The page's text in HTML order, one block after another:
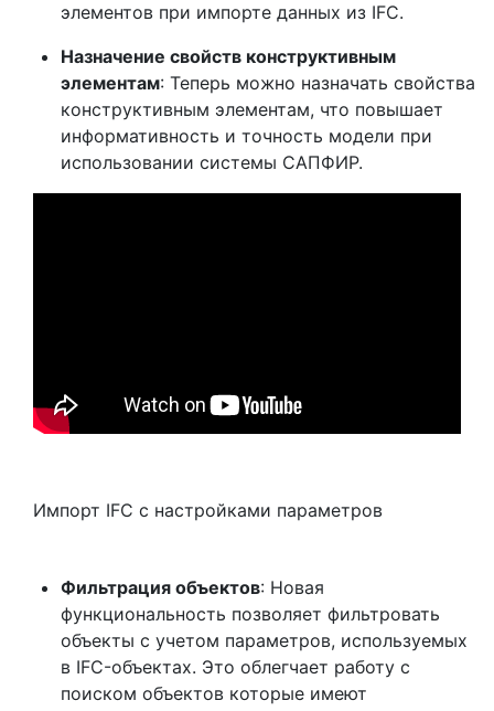
элементов при импорте данных из IFC.
Назначение свойств конструктивным
элементам: Теперь можно назначать свойства
конструктивным элементам, что повышает
информативность и точность модели при
использовании системы САПФИР.
Импорт IFC c настройками параметров
Фильтрация объектов: Новая
функциональность позволяет фильтровать
объекты с учетом параметров, используемых
в IFC-объектах. Это облегчает работу с
поиском объектов которые имеют